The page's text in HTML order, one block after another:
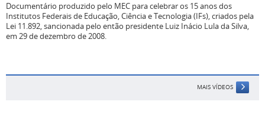
Documentário produzido pelo MEC para celebrar os 15 anos dos
Institutos Federais de Educação, Ciência e Tecnologia (IFs), criados pela
Lei 11.892, sancionada pelo então presidente Luiz Inácio Lula da Silva,
em 29 de dezembro de 2008.
MAIS VÍDEOS